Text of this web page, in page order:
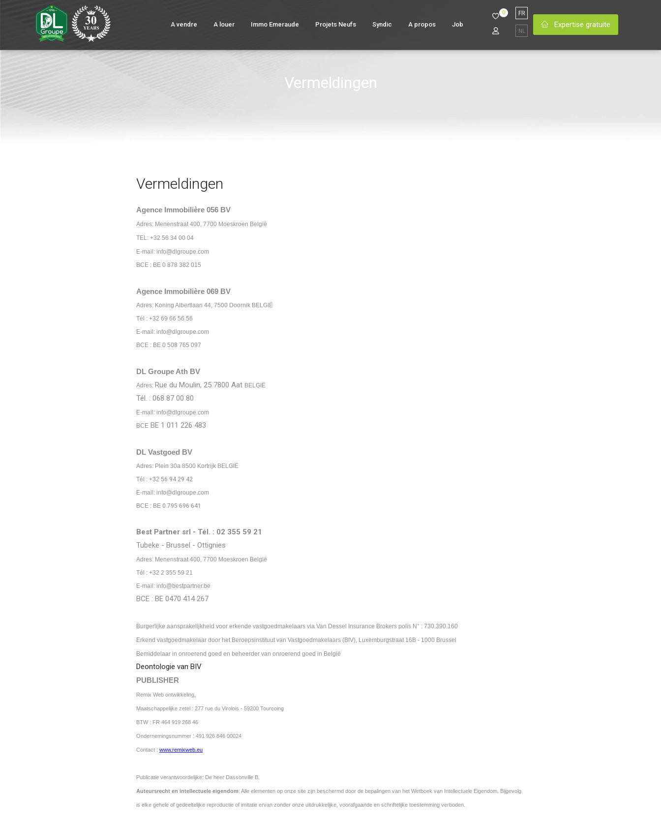
A vendre A louer Immo Emeraude Projets Neufs Syndic A propos Job
0 FR
NL
Expertise gratuite
Vermeldingen
Vermeldingen
Agence Immobilière 056 BV
Adres: Menenstraat 400, 7700 Moeskroen België
TEL: +32 56 34 00 04
E-mail: info@dlgroupe.com
BCE : BE 0 878 382 015
Agence Immobilière 069 BV
Adres: Koning Albertlaan 44, 7500 Doornik BELGIË
Tél : +32 69 66 56 56
E-mail: info@dlgroupe.com
BCE : BE 0 508 765 097
DL Groupe Ath BV
Adres: Rue du Moulin, 25 7800 Aat BELGIË
Tél. : 068 87 00 80
E-mail: info@dlgroupe.com
BCE BE 1 011 226 483
DL Vastgoed BV
Adres: Plein 30a 8500 Kortrijk BELGIË
Tél : +32 56 94 29 42
E-mail: info@dlgroupe.com
BCE : BE 0 795 696 641
Best Partner srl - Tél. : 02 355 59 21
Tubeke - Brussel - Ottignies
Adres: Menenstraat 400, 7700 Moeskroen België
Tél : +32 2 355 59 21
E-mail: info@bestpartner.be
BCE : BE 0470 414 267
Burgerlijke aansprakelijkheid voor erkende vastgoedmakelaars via Van Dessel Insurance Brokers polis N° : 730.390.160
Erkend vastgoedmakelaar door het Beroepsinstituut van Vastgoedmakelaars (BIV), Luxemburgstraat 16B - 1000 Brussel
Bemiddelaar in onroerend goed en beheerder van onroerend goed in België
Deontologie van BIV
PUBLISHER
Remix Web ontwikkeling,
Maatschappelijke zetel : 277 rue du Virolois - 59200 Tourcoing
BTW : FR 464 919 268 46
Ondernemingsnummer : 491 926 846 00024
Contact : www.remixweb.eu
Publicatie verantwoordelijke: De heer Dassonville B.
Auteursrecht en intellectuele eigendom: Alle elementen op onze site zijn beschermd door de bepalingen van het Wetboek van Intellectuele Eigendom. Bijgevolg
is elke gehele of gedeeltelijke reproductie of imitatie ervan zonder onze uitdrukkelijke, voorafgaande en schriftelijke toestemming verboden.